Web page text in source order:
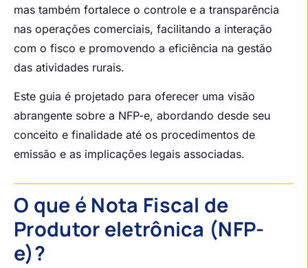
mas também fortalece o controle e a transparência
nas operações comerciais, facilitando a interação
com o fisco e promovendo a eficiência na gestão
das atividades rurais.
Este guia é projetado para oferecer uma visão
abrangente sobre a NFP-e, abordando desde seu
conceito e finalidade até os procedimentos de
emissão e as implicações legais associadas.
O que é Nota Fiscal de
Produtor eletrônica (NFP-
e)?